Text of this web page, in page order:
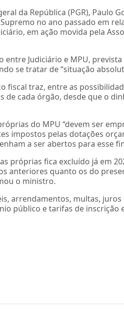
da República (PGR), Paulo
no ano passado em
em ação movida pela
Judiciário e MPU,
se tratar de “situação
fiscal traz, entre as
de cada órgão, desde que o
do MPU “devem ser
impostos pelas dotações
a ser abertos para esse
próprias fica excluído já em
anteriores quanto os do
o ministro.
arrendamentos, multas,
público e tarifas de inscrição